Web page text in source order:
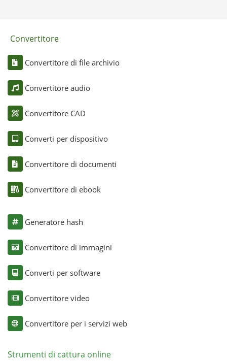
Convertitore
Convertitore di file archivio
Convertitore audio
Convertitore CAD
Converti per dispositivo
Convertitore di documenti
Convertitore di ebook
Generatore hash
Convertitore di immagini
Converti per software
Convertitore video
Convertitore per i servizi web
Strumenti di cattura online